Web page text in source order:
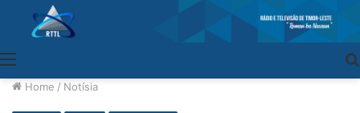
Home / Notísia